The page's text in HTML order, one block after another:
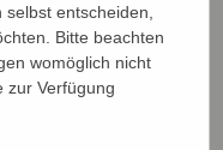
entscheiden,
Bitte beachten
womöglich nicht
zur Verfügung